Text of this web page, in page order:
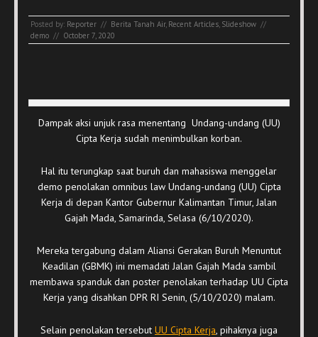
Posted by: Reporter // Berita Tanah Air, Recent Articles Slideshow //
demo // October 7, 2020
Dampak aksi unjuk rasa menentang Undang-undang (UU)
Cipta Kerja sudah menimbulkan korban.
Hal itu terungkap saat buruh dan mahasiswa menggelar
demo penolakan omnibus law Undang-undang (UU) Cipta
Kerja di depan Kantor Gubernur Kalimantan Timur, Jalan
Gajah Mada, Samarinda, Selasa (6/10/2020).
Mereka tergabung dalam Aliansi Gerakan Buruh Menuntut
Keadilan (GBMK) ini memadati Jalan Gajah Mada sambil
membawa spanduk dan poster penolakan terhadap UU Cipta
Kerja yang disahkan DPR RI Senin, (5/10/2020) malam.
Selain penolakan tersebut UU Cipta Kerja , pihaknya juga